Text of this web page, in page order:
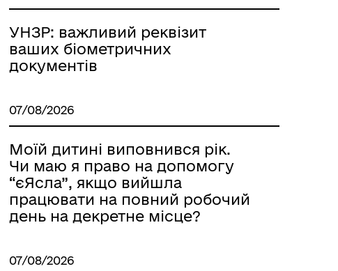
УНЗР: важливий реквізит
ваших біометричних
документів
07/08/2026
Моїй дитині виповнився рік.
Чи маю я право на допомогу
“єЯсла”, якщо вийшла
працювати на повний робочий
день на декретне місце?
07/08/2026